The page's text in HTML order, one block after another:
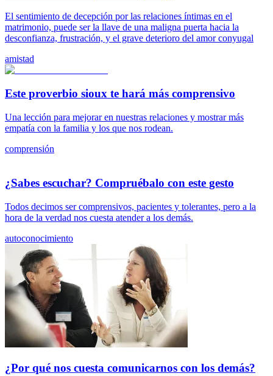
El sentimiento de decepción por las relaciones íntimas en el
matrimonio, puede ser la llave de una maligna puerta hacia la
desconfianza, frustración, y el grave deterioro del amor conyugal
amistad
Este proverbio sioux te hará más comprensivo
Una lección para mejorar en nuestras relaciones y mostrar más
empatía con la familia y los que nos rodean.
comprensión
¿Sabes escuchar? Compruébalo con este gesto
Todos decimos ser comprensivos, pacientes y tolerantes, pero a la
hora de la verdad nos cuesta atender a los demás.
autoconocimiento
¿Por qué nos cuesta comunicarnos con los demás?